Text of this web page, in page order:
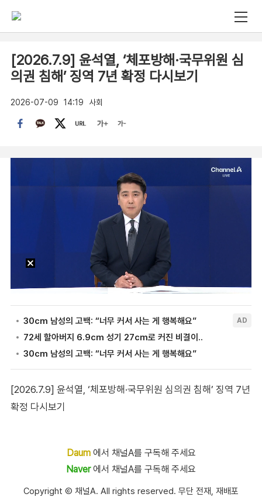
[2026.7.9] 윤석열, ‘체포방해·국무위원 심
의권 침해’ 징역 7년 확정 다시보기
2026-07-09 14:19 사회
[2026.7.9] 윤석열, ‘체포방해·국무위원 심의권 침해’ 징역 7년
확정 다시보기
Daum에서 채널A를 구독해 주세요
Naver에서 채널A를 구독해 주세요
Copyright Ⓒ 채널A. All rights reserved. 무단 전재, 재배포